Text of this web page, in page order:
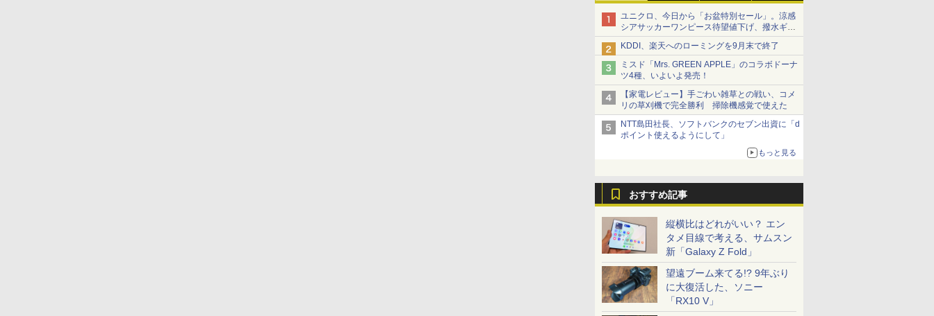
ユニクロ、今日から「お盆特別セール」。涼感
シアサッカーワンピース待望値下げ、撥水ギア
ショーツは1990円に
KDDI、楽天へのローミングを9月末で終了
ミスド「Mrs. GREEN APPLE」のコラボドーナ
ツ4種、いよいよ発売！
【家電レビュー】手ごわい雑草との戦い、コメ
リの草刈機で完全勝利 掃除機感覚で使えた
NTT島田社長、ソフトバンクのセブン出資に「d
ポイント使えるようにして」
もっと見る
おすすめ記事
縦横比はどれがいい？ エン
タメ目線で考える、サムスン
新「Galaxy Z Fold」
望遠ブーム来てる!? 9年ぶり
に大復活した、ソニー
「RX10 V」